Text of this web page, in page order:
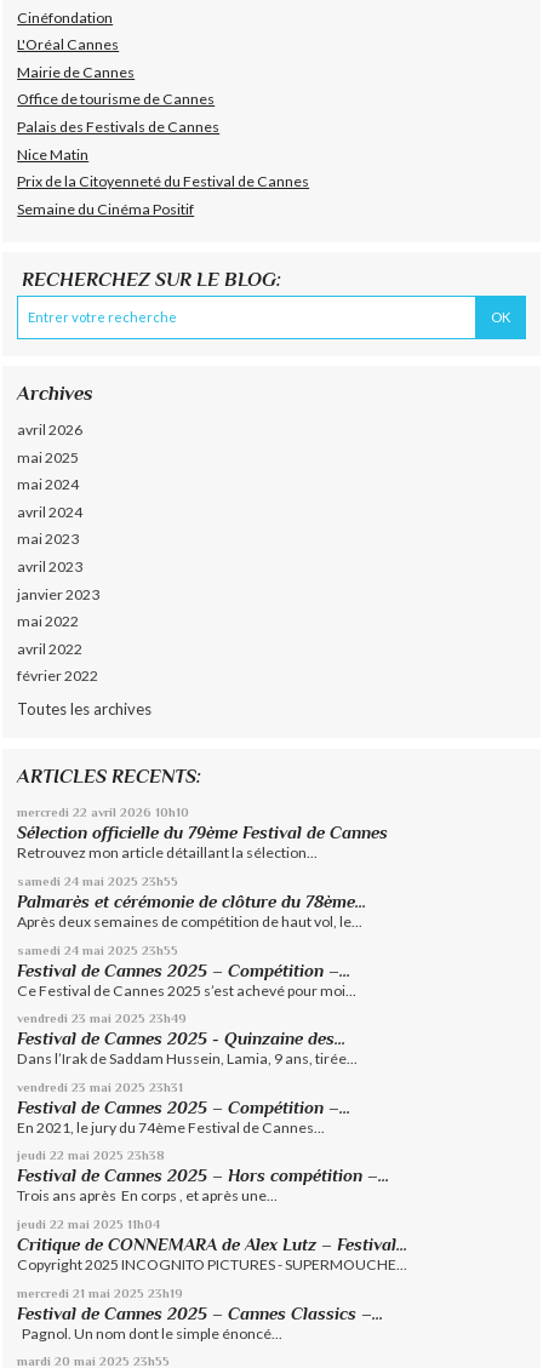
Cinéfondation
L'Oréal Cannes
Mairie de Cannes
Office de tourisme de Cannes
Palais des Festivals de Cannes
Nice Matin
Prix de la Citoyenneté du Festival de Cannes
Semaine du Cinéma Positif
RECHERCHEZ SUR LE BLOG:
Archives
avril 2026
mai 2025
mai 2024
avril 2024
mai 2023
avril 2023
janvier 2023
mai 2022
avril 2022
février 2022
Toutes les archives
ARTICLES RECENTS:
mercredi 22 avril 2026 10h10
Sélection officielle du 79ème Festival de Cannes
Retrouvez mon article détaillant la sélection...
samedi 24 mai 2025 23h55
Palmarès et cérémonie de clôture du 78ème...
Après deux semaines de compétition de haut vol, le...
samedi 24 mai 2025 23h55
Festival de Cannes 2025 – Compétition –...
Ce Festival de Cannes 2025 s’est achevé pour moi...
vendredi 23 mai 2025 23h49
Festival de Cannes 2025 - Quinzaine des...
Dans l’Irak de Saddam Hussein, Lamia, 9 ans, tirée...
vendredi 23 mai 2025 23h31
Festival de Cannes 2025 – Compétition –...
En 2021, le jury du 74ème Festival de Cannes...
jeudi 22 mai 2025 23h38
Festival de Cannes 2025 – Hors compétition –...
Trois ans après En corps , et après une...
jeudi 22 mai 2025 11h04
Critique de CONNEMARA de Alex Lutz – Festival...
Copyright 2025 INCOGNITO PICTURES - SUPERMOUCHE...
mercredi 21 mai 2025 23h19
Festival de Cannes 2025 – Cannes Classics –...
Pagnol. Un nom dont le simple énoncé...
mardi 20 mai 2025 23h55